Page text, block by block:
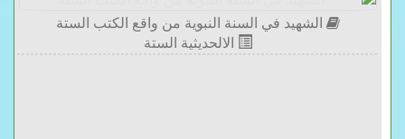
الشهيد في السنة النبوية من واقع الكتب الستة
الالحديثية الستة